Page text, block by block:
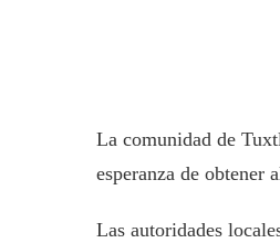
La comunidad de
esperanza de obtener
Las autoridades